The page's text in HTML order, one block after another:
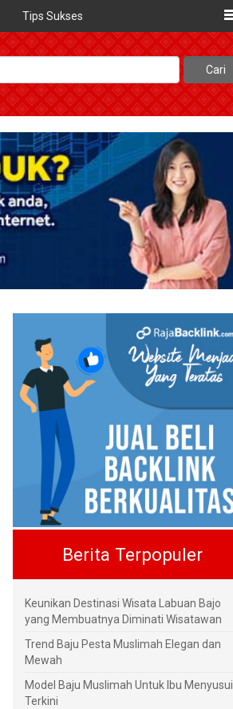
Tips Sukses
Berita Terpopuler
Keunikan Destinasi Wisata Labuan Bajo
yang Membuatnya Diminati Wisatawan
Trend Baju Pesta Muslimah Elegan dan
Mewah
Model Baju Muslimah Untuk Ibu Menyusui
Terkini